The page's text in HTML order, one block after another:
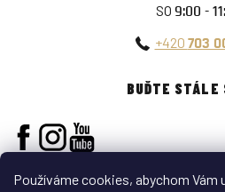
Používáme cookies, abychom Vám
SO 9:00 -
+420 703
BUĎTE STÁLE